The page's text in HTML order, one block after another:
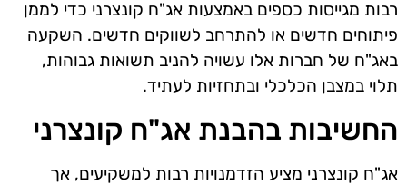
רבות מגייסות כספים באמצעות אג"ח קונצרני כדי לממן
פיתוחים חדשים או להתרחב לשווקים חדשים. השקעה
באג"ח של חברות אלו עשויה להניב תשואות גבוהות,
תלוי במצבן הכלכלי ובתחזיות לעתיד.
החשיבות בהבנת אג"ח קונצרני
אג"ח קונצרני מציע הזדמנויות רבות למשקיעים, אך